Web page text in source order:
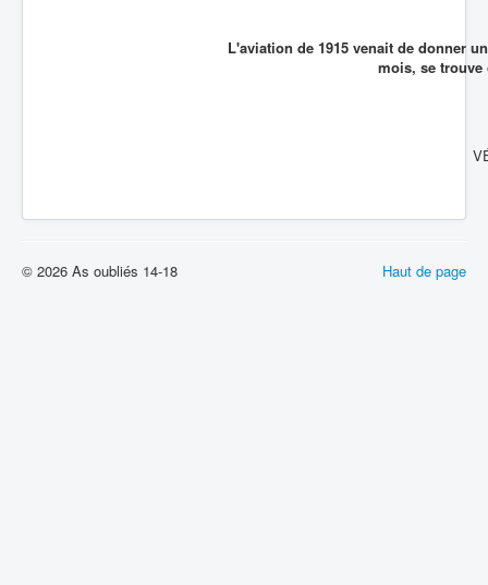
L'aviation de 1915 venait de donner
mois, se trouve
Haut de page
© 2026 As oubliés 14-18